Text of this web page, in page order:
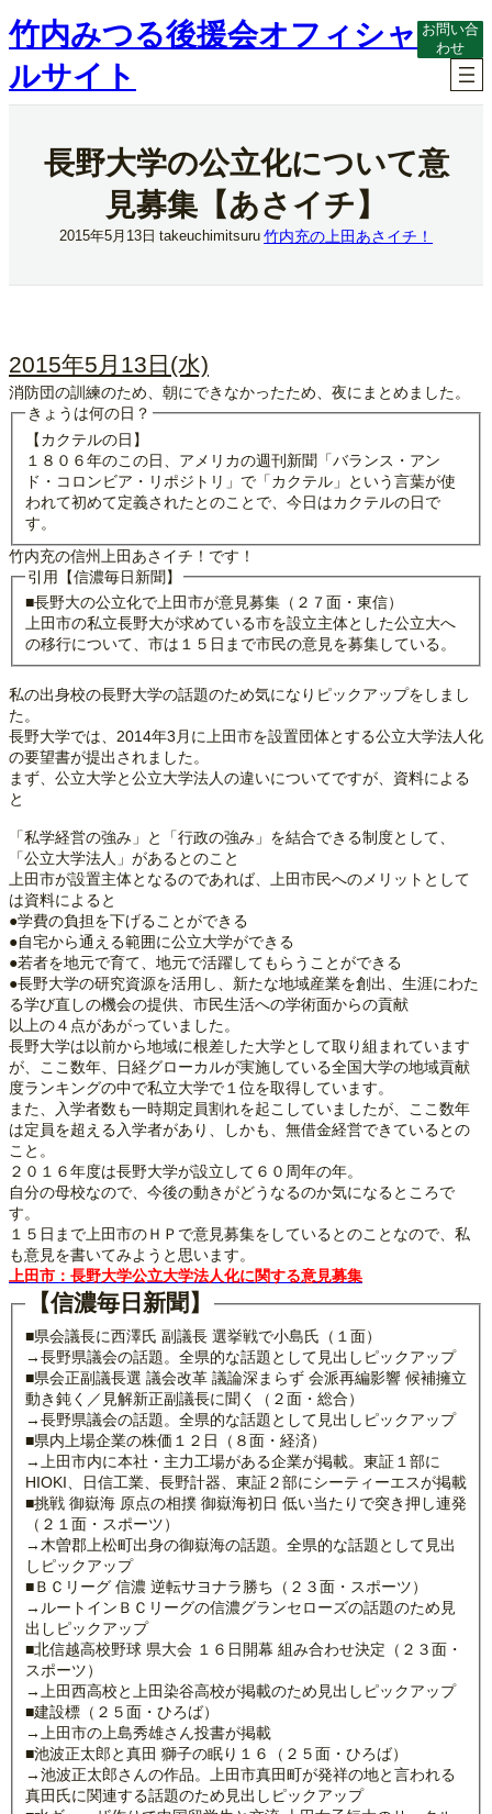
内
容
ス
キ
竹内みつる後援会オフィシャ
ルサイト
お問い合
わせ
長野大学の公立化について意
見募集【あさイチ】
2015年5月13日 takeuchimitsuru 竹内充の上田あさイチ！
2015年5月13日(水)
消防団の訓練のため、朝にできなかったため、夜にまとめました。
きょうは何の日？
【カクテルの日】
１８０６年のこの日、アメリカの週刊新聞「バランス・アン
ド・コロンビア・リポジトリ」で「カクテル」という言葉が使
われて初めて定義されたとのことで、今日はカクテルの日で
す。
竹内充の信州上田あさイチ！です！
引用【信濃毎日新聞】
■長野大の公立化で上田市が意見募集（２７面・東信）
上田市の私立長野大が求めている市を設立主体とした公立大へ
の移行について、市は１５日まで市民の意見を募集している。
私の出身校の長野大学の話題のため気になりピックアップをしまし
た。
長野大学では、2014年3月に上田市を設置団体とする公立大学法人化
の要望書が提出されました。
まず、公立大学と公立大学法人の違いについてですが、資料による
と
「私学経営の強み」と「行政の強み」を結合できる制度として、
「公立大学法人」があるとのこと
上田市が設置主体となるのであれば、上田市民へのメリットとして
は資料によると
●学費の負担を下げることができる
●自宅から通える範囲に公立大学ができる
●若者を地元で育て、地元で活躍してもらうことができる
●長野大学の研究資源を活用し、新たな地域産業を創出、生涯にわた
る学び直しの機会の提供、市民生活への学術面からの貢献
以上の４点があがっていました。
長野大学は以前から地域に根差した大学として取り組まれています
が、ここ数年、日経グローカルが実施している全国大学の地域貢献
度ランキングの中で私立大学で１位を取得しています。
また、入学者数も一時期定員割れを起こしていましたが、ここ数年
は定員を超える入学者があり、しかも、無借金経営できているとの
こと。
２０１６年度は長野大学が設立して６０周年の年。
自分の母校なので、今後の動きがどうなるのか気になるところで
す。
１５日まで上田市のＨＰで意見募集をしているとのことなので、私
も意見を書いてみようと思います。
上田市：長野大学公立大学法人化に関する意見募集
【信濃毎日新聞】
■県会議長に西澤氏 副議長 選挙戦で小島氏（１面）
→長野県議会の話題。全県的な話題として見出しピックアップ
■県会正副議長選 議会改革 議論深まらず 会派再編影響 候補擁立
動き鈍く／見解新正副議長に聞く（２面・総合）
→長野県議会の話題。全県的な話題として見出しピックアップ
■県内上場企業の株価１２日（８面・経済）
→上田市内に本社・主力工場がある企業が掲載。東証１部に
HIOKI、日信工業、長野計器、東証２部にシーティーエスが掲載
■挑戦 御嶽海 原点の相撲 御嶽海初日 低い当たりで突き押し連発
（２１面・スポーツ）
→木曽郡上松町出身の御嶽海の話題。全県的な話題として見出
しピックアップ
■ＢＣリーグ 信濃 逆転サヨナラ勝ち（２３面・スポーツ）
→ルートインＢＣリーグの信濃グランセローズの話題のため見
出しピックアップ
■北信越高校野球 県大会 １６日開幕 組み合わせ決定（２３面・
スポーツ）
→上田西高校と上田染谷高校が掲載のため見出しピックアップ
■建設標（２５面・ひろば）
→上田市の上島秀雄さん投書が掲載
■池波正太郎と真田 獅子の眠り１６（２５面・ひろば）
→池波正太郎さんの作品。上田市真田町が発祥の地と言われる
真田氏に関連する話題のため見出しピックアップ